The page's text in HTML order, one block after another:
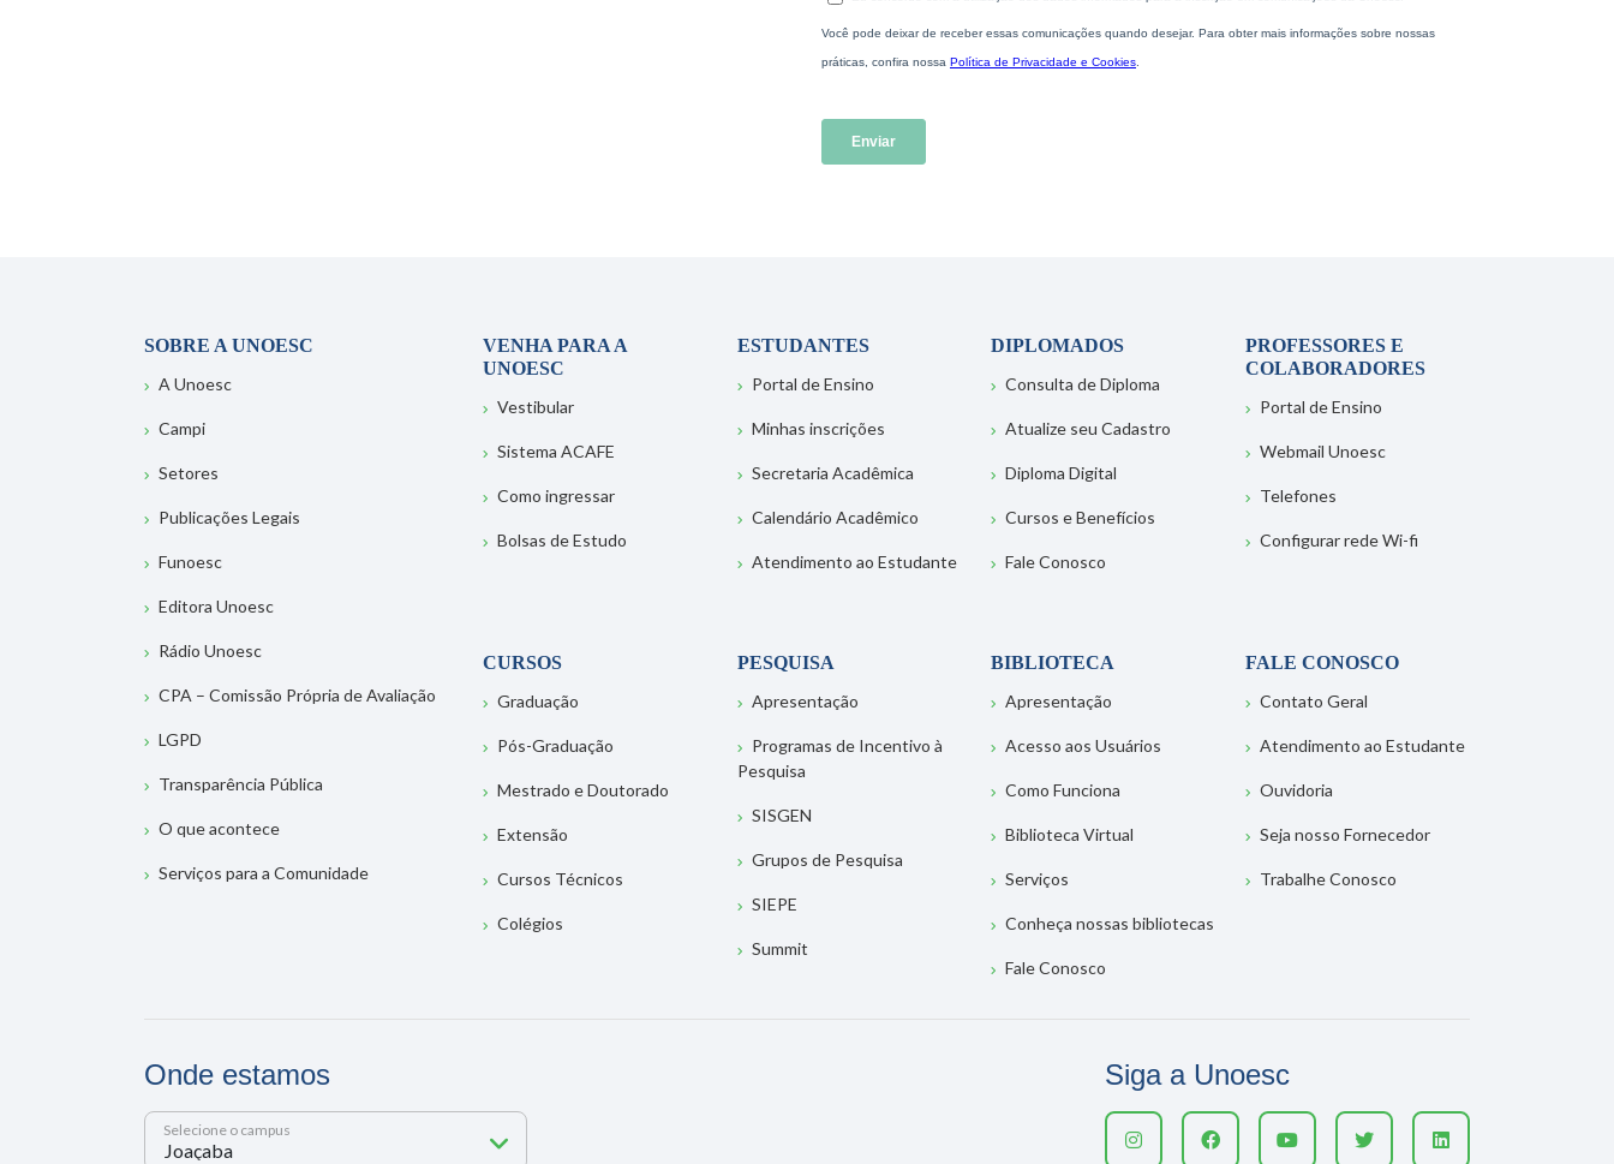
SOBRE A UNOESC
A Unoesc
Campi
Setores
Publicações Legais
Funoesc
Editora Unoesc
Rádio Unoesc
CPA – Comissão Própria de Avaliação
LGPD
Transparência Pública
O que acontece
Serviços para a Comunidade
VENHA PARA A
UNOESC
Vestibular
Sistema ACAFE
Como ingressar
Bolsas de Estudo
ESTUDANTES
Portal de Ensino
Minhas inscrições
Secretaria Acadêmica
Calendário Acadêmico
Atendimento ao Estudante
DIPLOMADOS
Consulta de Diploma
Atualize seu Cadastro
Diploma Digital
Cursos e Benefícios
Fale Conosco
PROFESSORES E
COLABORADORES
Portal de Ensino
Webmail Unoesc
Telefones
Configurar rede Wi-fi
CURSOS
Graduação
Pós-Graduação
Mestrado e Doutorado
Extensão
Cursos Técnicos
Colégios
PESQUISA
Apresentação
Programas de Incentivo à
Pesquisa
SISGEN
Grupos de Pesquisa
SIEPE
Summit
BIBLIOTECA
Apresentação
Acesso aos Usuários
Como Funciona
Biblioteca Virtual
Serviços
Conheça nossas bibliotecas
Fale Conosco
FALE CONOSCO
Contato Geral
Atendimento ao Estudante
Ouvidoria
Seja nosso Fornecedor
Trabalhe Conosco
Onde estamos
Selecione o campus
Siga a Unoesc